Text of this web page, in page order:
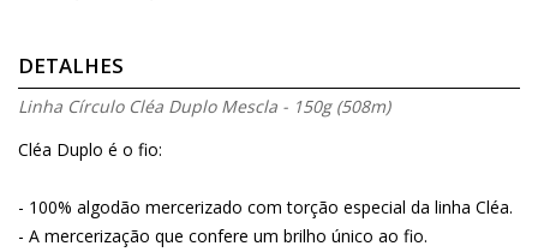
DETALHES
Linha Círculo Cléa Duplo Mescla - 150g (508m)
Cléa Duplo é o fio:
- 100% algodão mercerizado com torção especial da linha Cléa.
- A mercerização que confere um brilho único ao fio.